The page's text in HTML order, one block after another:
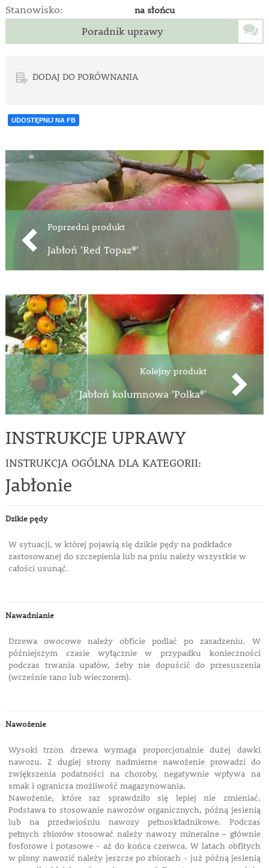
Stanowisko: na słońcu
Poradnik uprawy
DODAJ DO PORÓWNANIA
UDOSTĘPNIJ NA FB
Poprzedni produkt
Jabłoń 'Red Topaz®'
Kolejny produkt
Jabłoń kolumnowa 'Polka®'
INSTRUKCJE UPRAWY
INSTRUKCJA OGÓLNA DLA KATEGORII:
Jabłonie
Dzikie pędy
W sytuacji, w której pojawią się dzikie pędy na podkładce
zastosowanej do szczepienia lub na pniu należy wszystkie w
całości usunąć.
Nawadnianie
Drzewa owocowe należy obficie podlać po zasadzeniu. W
późniejszym czasie wyłącznie w przypadku konieczności
podczas trwania upałów, żeby nie dopuścić do przesuszenia
(wcześnie rano lub wieczorem).
Nawożenie
Wysoki trzon drzewa wymaga proporcjonalnie dużej dawki
nawozu. Z dugiej strony nadmierne nawożenie prowadzi do
zwiększenia podatności na choroby, negatywnie wpływa na
smak i ogranicza możliwość magazynowania.
Nawożenie, które raz sprawdziło się lepiej nie zmieniać.
Podstawa to stosowanie nawozów organicznych, późną jesienią
lub na przedwiośniu nawozy pełnoskładnikowe. Podczas
pełnych zbiorów stosować należy nawozy mineralne – głównie
fosforowe i potasowe - aż do końca czerwca. W latach obfitych
w plony nawozić należy jeszcze po zbiorach - już późną jesienią